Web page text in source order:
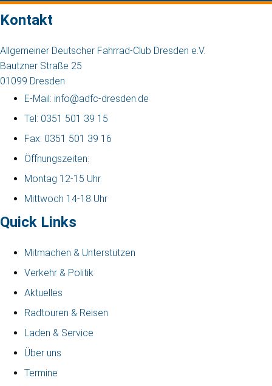
Kontakt
Allgemeiner Deutscher Fahrrad-Club Dresden e.V.
Bautzner Straße 25
01099 Dresden
E-Mail: info@adfc-dresden.de
Tel: 0351 501 39 15
Fax: 0351 501 39 16
Öffnungszeiten:
Montag 12-15 Uhr
Mittwoch 14-18 Uhr
Quick Links
Mitmachen & Unterstützen
Verkehr & Politik
Aktuelles
Radtouren & Reisen
Laden & Service
Über uns
Termine